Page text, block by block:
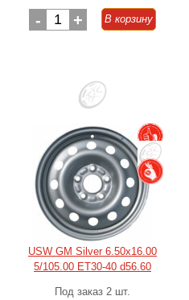
- 1 + В корзину
USW GM Silver 6.50x16.00
5/105.00 ET30-40 d56.60
Под заказ 2 шт.